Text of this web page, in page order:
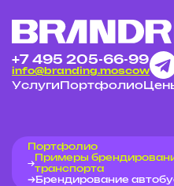
Услуги Портфолио
+7 495 205-66-99
info@branding.moscow
Портфолио
Примеры
транспорта
Брендирование